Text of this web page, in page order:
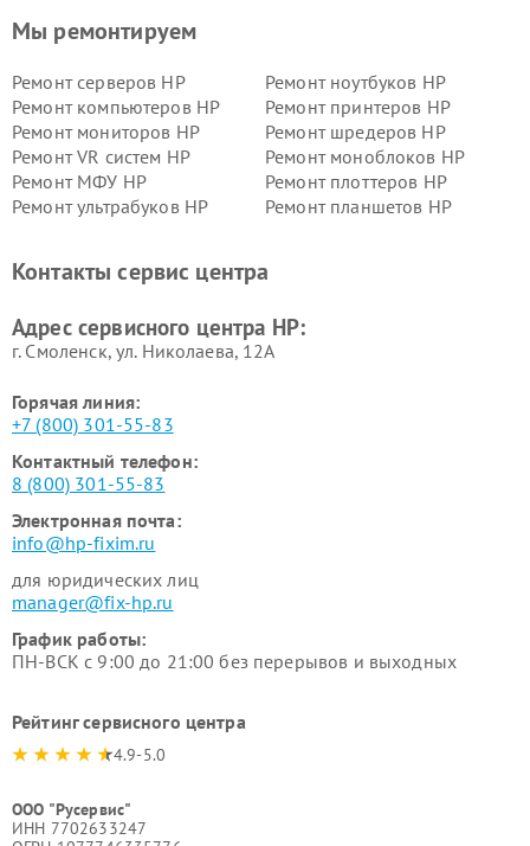
Мы ремонтируем
Ремонт серверов HP
Ремонт ноутбуков HP
Ремонт компьютеров HP
Ремонт принтеров HP
Ремонт мониторов HP
Ремонт шредеров HP
Ремонт VR систем HP
Ремонт моноблоков HP
Ремонт МФУ HP
Ремонт плоттеров HP
Ремонт ультрабуков HP
Ремонт планшетов HP
Контакты сервис центра
Адрес сервисного центра HP:
г. Смоленск, ул. Николаева, 12А
Горячая линия:
+7 (800) 301-55-83
Контактный телефон:
8 (800) 301-55-83
Электронная почта:
info@hp-fixim.ru
для юридических лиц
manager@fix-hp.ru
График работы:
ПН-ВСК с 9:00 до 21:00 без перерывов и выходных
Рейтинг сервисного центра
4.9-5.0
ООО "Русервис"
ИНН 7702633247